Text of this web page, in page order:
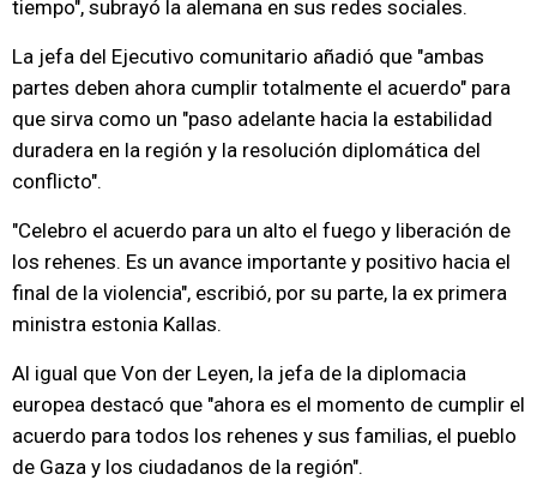
tiempo", subrayó la alemana en sus redes sociales.
La jefa del Ejecutivo comunitario añadió que "ambas
partes deben ahora cumplir totalmente el acuerdo" para
que sirva como un "paso adelante hacia la estabilidad
duradera en la región y la resolución diplomática del
conflicto".
"Celebro el acuerdo para un alto el fuego y liberación de
los rehenes. Es un avance importante y positivo hacia el
final de la violencia", escribió, por su parte, la ex primera
ministra estonia Kallas.
Al igual que Von der Leyen, la jefa de la diplomacia
europea destacó que "ahora es el momento de cumplir el
acuerdo para todos los rehenes y sus familias, el pueblo
de Gaza y los ciudadanos de la región".